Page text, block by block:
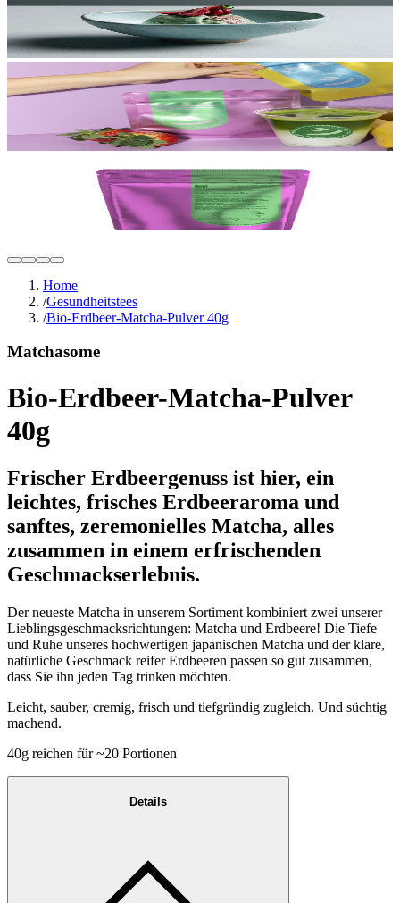
Home
/Gesundheitstees
/Bio-Erdbeer-Matcha-Pulver 40g
Matchasome
Bio-Erdbeer-Matcha-Pulver
40g
Frischer Erdbeergenuss ist hier, ein
leichtes, frisches Erdbeeraroma und
sanftes, zeremonielles Matcha, alles
zusammen in einem erfrischenden
Geschmackserlebnis.
Der neueste Matcha in unserem Sortiment kombiniert zwei unserer
Lieblingsgeschmacksrichtungen: Matcha und Erdbeere! Die Tiefe
und Ruhe unseres hochwertigen japanischen Matcha und der klare,
natürliche Geschmack reifer Erdbeeren passen so gut zusammen,
dass Sie ihn jeden Tag trinken möchten.
Leicht, sauber, cremig, frisch und tiefgründig zugleich. Und süchtig
machend.
40g reichen für ~20 Portionen
Details